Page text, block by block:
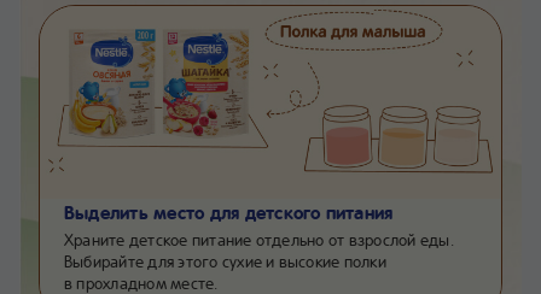
Выделить место для детского питания
Храните детское питание отдельно от взрослой еды.
Выбирайте для этого сухие и высокие полки
в прохладном месте.